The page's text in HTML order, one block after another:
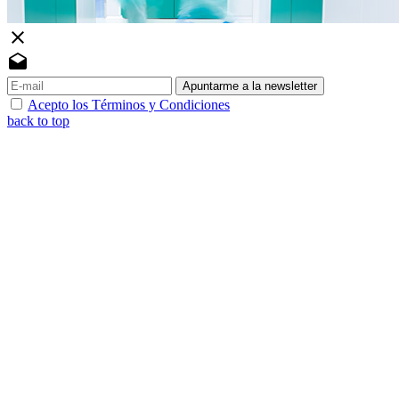
close
drafts
Apuntarme a la newsletter
Acepto los Términos y Condiciones
back to top